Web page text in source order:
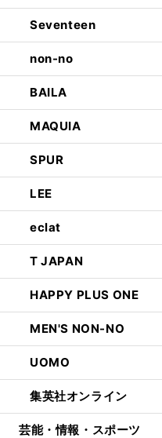
Seventeen
non-no
BAILA
MAQUIA
SPUR
LEE
eclat
T JAPAN
HAPPY PLUS ONE
MEN'S NON-NO
UOMO
集英社オンライン
芸能・情報・スポーツ